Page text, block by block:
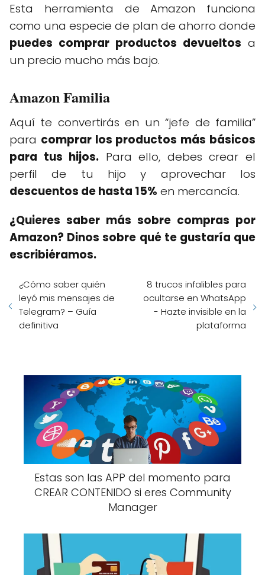
Esta herramienta de Amazon funciona
como una especie de plan de ahorro donde
puedes comprar productos devueltos a
un precio mucho más bajo.
Amazon Familia
Aquí te convertirás en un “jefe de familia”
para comprar los productos más básicos
para tus hijos. Para ello, debes crear el
perfil de tu hijo y aprovechar los
descuentos de hasta 15% en mercancía.
¿Quieres saber más sobre compras por
Amazon? Dinos sobre qué te gustaría que
escribiéramos.
¿Cómo saber quién
leyó mis mensajes de
Telegram? – Guía
definitiva
8 trucos infalibles para
ocultarse en WhatsApp
- Hazte invisible en la
plataforma
Estas son las APP del momento para
CREAR CONTENIDO si eres Community
Manager